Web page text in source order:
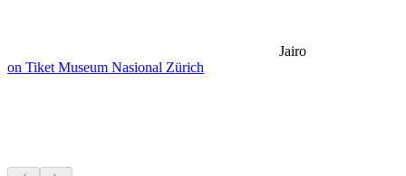
Jairo
on Tiket Museum Nasional Zürich